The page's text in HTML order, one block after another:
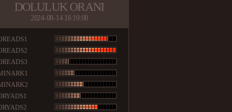
DOLULUK ORANI
2024-08-14 16:10:00